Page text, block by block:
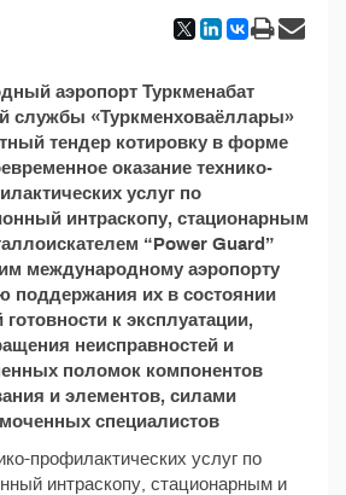
аэропорт Туркменабат
службы «Туркменховаёллары»
тендер котировку в форме
оказание технико-
услуг по
интраскопу, стационарным
“Power Guard”
международному аэропорту
поддержания их в состоянии
готовности к эксплуатации,
неисправностей и
поломок компонентов
и элементов, силами
специалистов
профилактических услуг по
интраскопу, стационарным и